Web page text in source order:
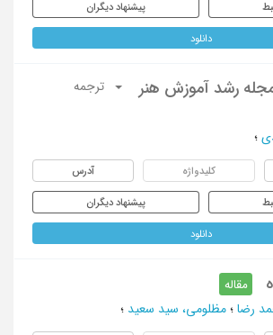
پیشنهاد دیگران
دانلود
رشد آموزش هنر ترجمه
؛
کلیدواژه آدرس
پیشنهاد دیگران
دانلود
مقاله
رضا ؛ مظلومی، سید سعید ؛